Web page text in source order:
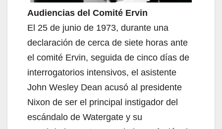
Audiencias del Comité Ervin
El 25 de junio de 1973, durante una
declaración de cerca de siete horas ante
el comité Ervin, seguida de cinco días de
interrogatorios intensivos, el asistente
John Wesley Dean acusó al presidente
Nixon de ser el principal instigador del
escándalo de Watergate y su